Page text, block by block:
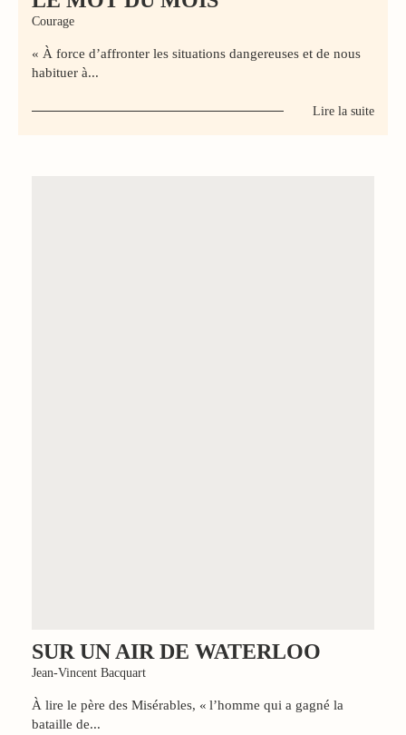
Courage
« À force d’affronter les situations dangereuses et de nous
habituer à...
Lire la suite
SUR UN AIR DE WATERLOO
Jean-Vincent Bacquart
À lire le père des Misérables, « l’homme qui a gagné la
bataille de...